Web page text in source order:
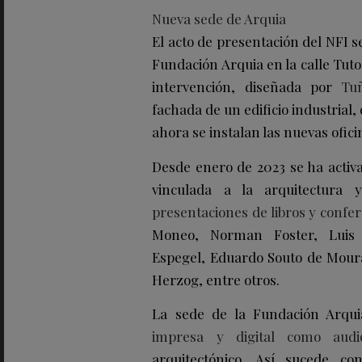
Nueva sede de Arquia
El acto de presentación del NFI
Fundación Arquia en la calle
intervención, diseñada por
fachada de un edificio
ahora se instalan las nuevas
Desde enero de 2023 se ha
vinculada a la arquitectura
presentaciones de libros y
Moneo, Norman Foster, Luis
Espegel, Eduardo Souto de
Herzog, entre otros.
La sede de la Fundación
impresa y digital como